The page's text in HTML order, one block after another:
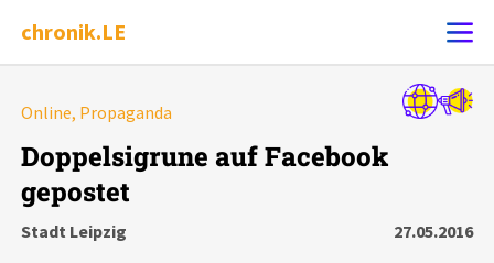
chronik.LE
Chronik
Online, Propaganda
Doppelsigrune auf Facebook
gepostet
Stadt Leipzig
27.05.2016
Alle Ereignisse
Ereignisse
Ereignisse